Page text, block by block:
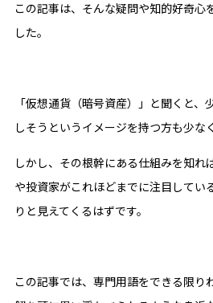
この記事は、そんな疑問や知的好奇心
した。
「仮想通貨（暗号資産）」と聞くと
しそうというイメージを持つ方も少な
しかし、その根幹にある仕組みを知れ
や投資家がこれほどまでに注目してい
りと見えてくるはずです。
この記事では、専門用語をできる限り